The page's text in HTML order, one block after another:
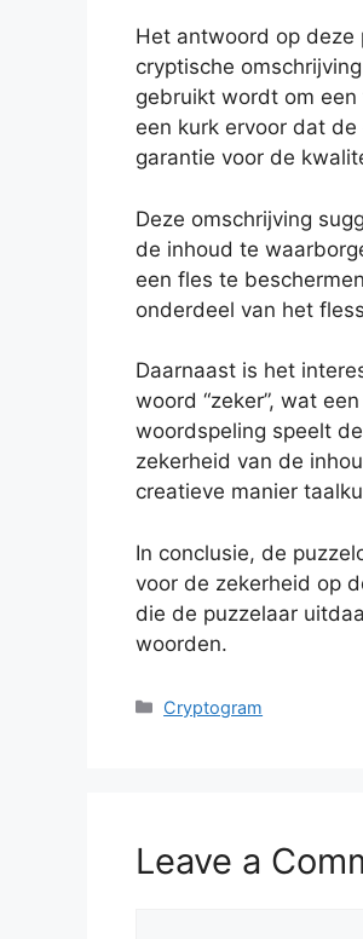
Het antwoord op deze
cryptische
gebruikt wordt om
een kurk ervoor dat
garantie voor de
Deze omschrijving
de inhoud te
een fles te
onderdeel van het
Daarnaast is het
woord “zeker”, wat
woordspeling speelt
zekerheid van de
creatieve manier
In conclusie, de
voor de zekerheid op
die de puzzelaar
woorden.
Categories
Cryptogram
Leave a